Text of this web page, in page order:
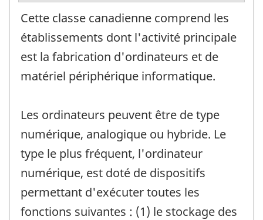
Cette classe canadienne comprend les
établissements dont l'activité principale
est la fabrication d'ordinateurs et de
matériel périphérique informatique.
Les ordinateurs peuvent être de type
numérique, analogique ou hybride. Le
type le plus fréquent, l'ordinateur
numérique, est doté de dispositifs
permettant d'exécuter toutes les
fonctions suivantes : (1) le stockage des